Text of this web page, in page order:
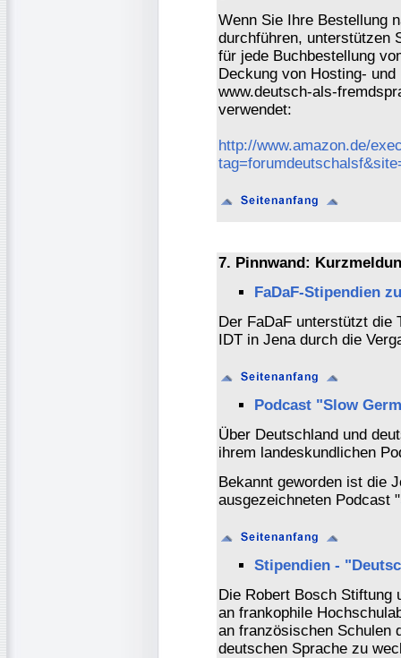
Wenn Sie Ihre Bestellung
durchführen, unterstützen
für jede Buchbestellung
Deckung von Hosting-
www.deutsch-als-
verwendet:
http://www.amazon.de/
7. Pinnwand:
FaDaF-Stipendien
Der FaDaF unterstützt die
IDT in Jena durch die
Podcast "Slow
Über Deutschland und
ihrem landeskundlichen
Bekannt geworden ist die
ausgezeichneten Podcast "
Stipendien -
Die Robert Bosch Stiftung
an frankophile
an französischen Schulen
deutschen Sprache zu